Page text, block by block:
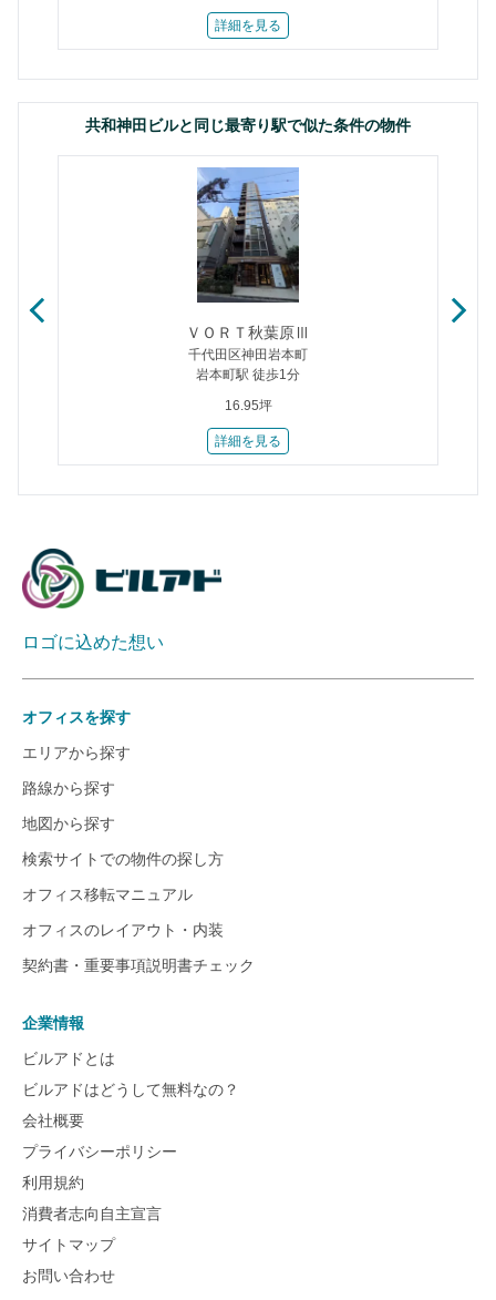
詳細を見る
共和神田ビルと同じ最寄り駅で似た条件の物件
ＶＯＲＴ秋葉原Ⅲ
千代田区神田岩本町
岩本町駅 徒歩1分
16.95坪
詳細を見る
ロゴに込めた想い
オフィスを探す
エリアから探す
路線から探す
地図から探す
検索サイトでの物件の探し方
オフィス移転マニュアル
オフィスのレイアウト・内装
契約書・重要事項説明書チェック
企業情報
ビルアドとは
ビルアドはどうして無料なの？
会社概要
プライバシーポリシー
利用規約
消費者志向自主宣言
サイトマップ
お問い合わせ